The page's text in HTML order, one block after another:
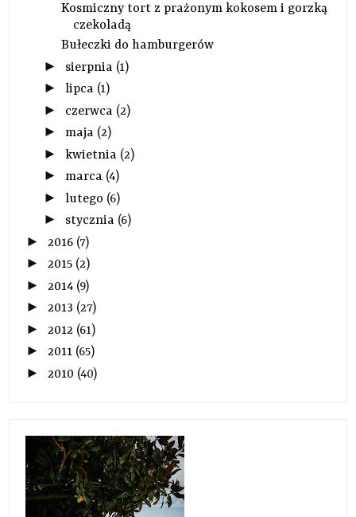
Kosmiczny tort z prażonym kokosem i gorzką
czekoladą
Bułeczki do hamburgerów
► sierpnia (1)
► lipca (1)
► czerwca (2)
► maja (2)
► kwietnia (2)
► marca (4)
► lutego (6)
► stycznia (6)
► 2016 (7)
►2015 (2)
► 2014 (9)
►2013 (27)
► 2012 (61)
►2011 (65)
► 2010 (40)